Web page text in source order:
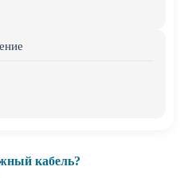
кабель?